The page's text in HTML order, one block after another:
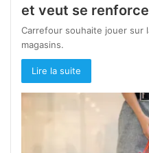
et veut se
Carrefour souhaite jouer sur
magasins.
Lire la suite